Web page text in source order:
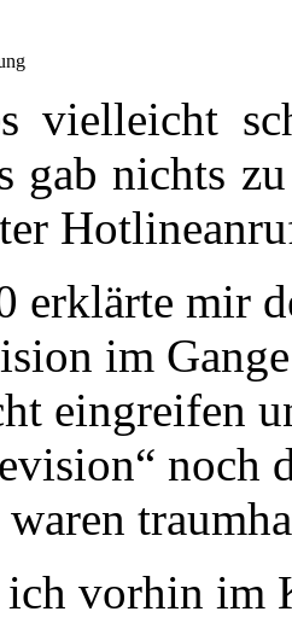
vielleicht
gab nichts
erklärte mir
im
eingreifen
noch
ich vorhin im